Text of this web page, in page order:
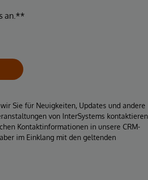
an.**
Sie für Neuigkeiten, Updates und andere
von InterSystems kontaktieren.
Kontaktinformationen in unsere CRM-
im Einklang mit den geltenden